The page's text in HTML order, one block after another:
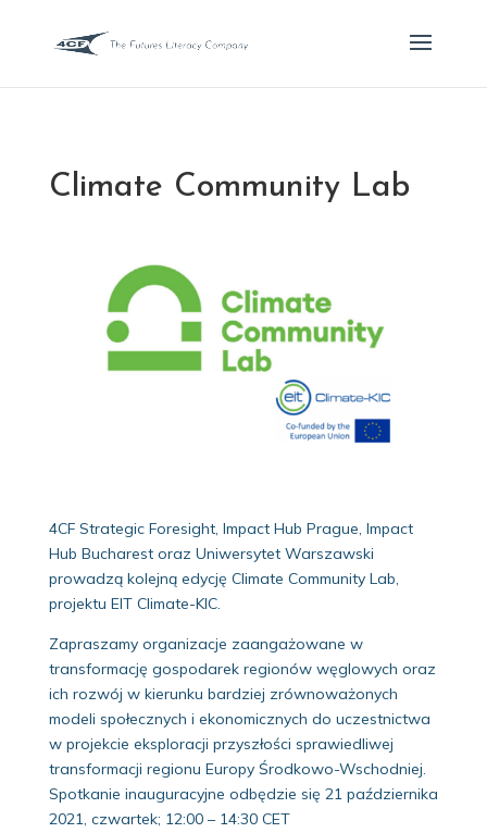
Climate Community Lab
4CF Strategic Foresight, Impact Hub Prague, Impact
Hub Bucharest oraz Uniwersytet Warszawski
prowadzą kolejną edycję Climate Community Lab,
projektu EIT Climate-KIC.
Zapraszamy organizacje zaangażowane w
transformację gospodarek regionów węglowych oraz
ich rozwój w kierunku bardziej zrównoważonych
modeli społecznych i ekonomicznych do uczestnictwa
w projekcie eksploracji przyszłości sprawiedliwej
transformacji regionu Europy Środkowo-Wschodniej.
Spotkanie inauguracyjne odbędzie się 21 października
2021, czwartek; 12:00 – 14:30 CET